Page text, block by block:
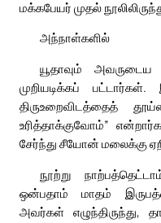
மக்கபேயர் முதல்
அந்நாள்களில்
யூதாவும்
முறியடிக்கப்
திருஉறைவிடத்தைத்
உரித்தாக்குவோம்”
சேர்ந்து சீயோன் மலைக்கு
நூற்று
ஒன்பதாம் மாதம்
அவர்கள் எழுந்திருந்து,